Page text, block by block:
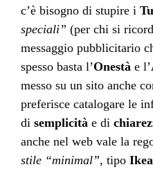
c’è bisogno di stupire i
speciali” (per chi si
messaggio pubblicitario
spesso basta l’Onestà e l’
messo su un sito anche
preferisce catalogare le
di semplicità e di
anche nel web vale la
stile “minimal”, tipo Ikea